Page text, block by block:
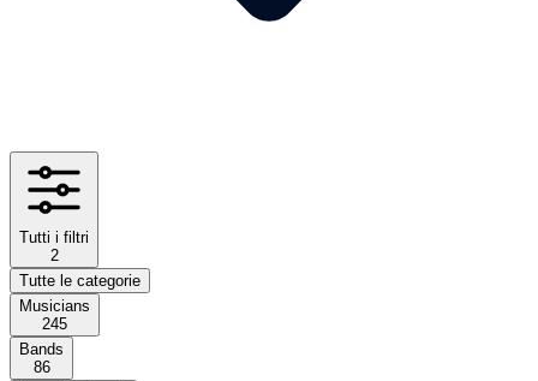
Tutti i filtri
2
Tutte le categorie
Musicians
245
Bands
86